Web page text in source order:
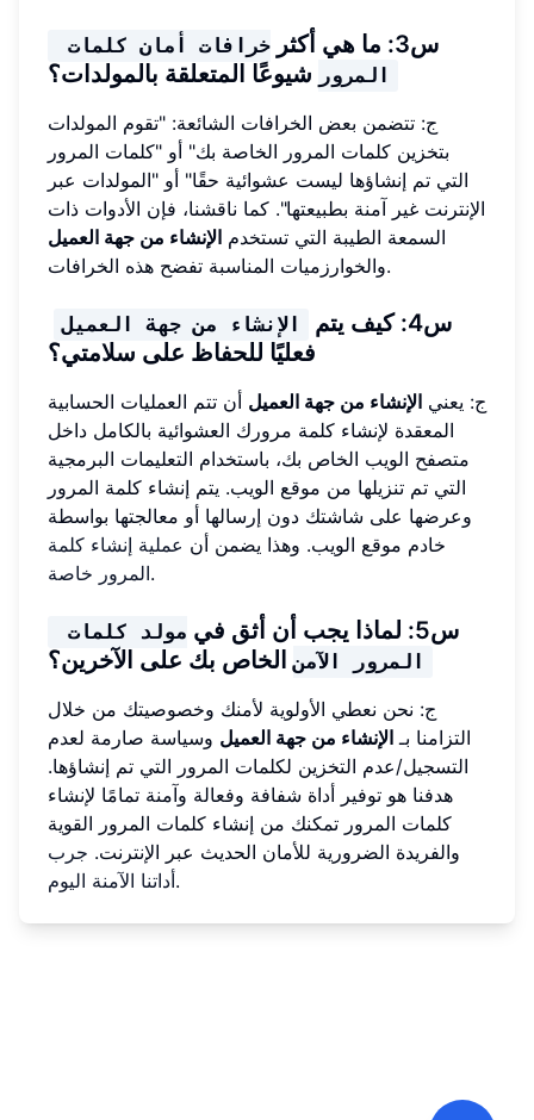
س3: ما هي أكثر
خرافات أمان كلمات
المرور شيوعًا المتعلقة بالمولدات؟
ج: تتضمن بعض الخرافات الشائعة: "تقوم المولدات
بتخزين كلمات المرور الخاصة بك" أو "كلمات المرور
التي تم إنشاؤها ليست عشوائية حقًا" أو "المولدات عبر
الإنترنت غير آمنة بطبيعتها". كما ناقشنا، فإن الأدوات ذات
السمعة الطيبة التي تستخدم الإنشاء من جهة العميل
والخوارزميات المناسبة تفضح هذه الخرافات.
س4: كيف يتم الإنشاء من جهة العميل
فعليًا للحفاظ على سلامتي؟
ج: يعني الإنشاء من جهة العميل أن تتم العمليات الحسابية
المعقدة لإنشاء كلمة مرورك العشوائية بالكامل داخل
متصفح الويب الخاص بك، باستخدام التعليمات البرمجية
التي تم تنزيلها من موقع الويب. يتم إنشاء كلمة المرور
وعرضها على شاشتك دون إرسالها أو معالجتها بواسطة
خادم موقع الويب. وهذا يضمن أن عملية إنشاء كلمة
المرور خاصة.
س5: لماذا يجب أن أثق في
مولد كلمات
المرور الآمنالخاص بك على الآخرين؟
ج: نحن نعطي الأولوية لأمنك وخصوصيتك من خلال
التزامنا بـ الإنشاء من جهة العميل وسياسة صارمة لعدم
التسجيل/عدم التخزين لكلمات المرور التي تم إنشاؤها.
هدفنا هو توفير أداة شفافة وفعالة وآمنة تمامًا لإنشاء
كلمات المرور تمكنك من إنشاء كلمات المرور القوية
والفريدة الضرورية للأمان الحديث عبر الإنترنت. جرب
أداتنا الآمنة اليوم.